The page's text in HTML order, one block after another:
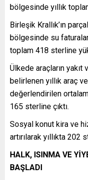
bölgesinde yıllık
Birleşik Krallık’ın
bölgesinde su
toplam 418 sterline
Ülkede araçların yakıt
belirlenen yıllık araç
değerlendirilen
165 sterline çıktı.
Sosyal konut kira ve
artırılarak yıllıkta
HALK, ISINMA VE
BAŞLADI